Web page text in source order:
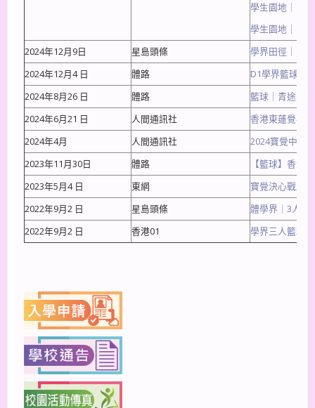
學生園地｜《
學生園地｜《
2024年12月9日
星島頭條
學界田徑｜寶
2024年12月4 日
體路
D1學界籃球｜
2024年8月26 日
體路
籃球｜青途學
2024年6月21 日
人間通訊社
香港東蓮覺苑
2024年4月
人間通訊社
2024寶覺中學
2023年11月30日
體路
【籃球】香港
2023年5月4 日
東網
寶覺決心戰勝
2022年9月2 日
星島頭條
體學界｜3人籃
2022年9月2 日
香港01 學界三人籃球